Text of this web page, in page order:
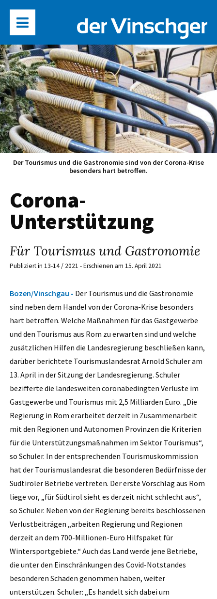
Der Tourismus und die Gastronomie sind von der Corona-Krise
besonders hart betroffen.
Corona-
Unterstützung
Für Tourismus und Gastronomie
Publiziert in 13-14 / 2021 - Erschienen am 15. April 2021
Bozen/Vinschgau - Der Tourismus und die Gastronomie
sind neben dem Handel von der Corona-Krise besonders
hart betroffen. Welche Maßnahmen für das Gastgewerbe
und den Tourismus aus Rom zu erwarten sind und welche
zusätzlichen Hilfen die Landesregierung beschließen kann,
darüber berichtete Tourismuslandesrat Arnold Schuler am
13. April in der Sitzung der Landesregierung. Schuler
bezifferte die landesweiten coronabedingten Verluste im
Gastgewerbe und Tourismus mit 2,5 Milliarden Euro. „Die
Regierung in Rom erarbeitet derzeit in Zusammenarbeit
mit den Regionen und Autonomen Provinzen die Kriterien
für die Unterstützungsmaßnahmen im Sektor Tourismus“,
so Schuler. In der entsprechenden Tourismuskommission
hat der Tourismuslandesrat die besonderen Bedürfnisse der
Südtiroler Betriebe vertreten. Der erste Vorschlag aus Rom
liege vor, „für Südtirol sieht es derzeit nicht schlecht aus“,
so Schuler. Neben von der Regierung bereits beschlossenen
Verlustbeiträgen „arbeiten Regierung und Regionen
derzeit an dem 700-Millionen-Euro Hilfspaket für
Wintersportgebiete.“ Auch das Land werde jene Betriebe,
die unter den Einschränkungen des Covid-Notstandes
besonderen Schaden genommen haben, weiter
unterstützen. Schuler: „Es handelt sich dabei um